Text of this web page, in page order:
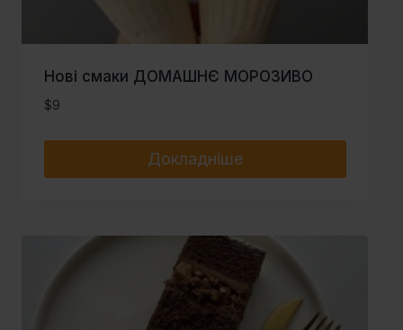
Нові смаки ДОМАШНЄ МОРОЗИВО
$9
Докладніше